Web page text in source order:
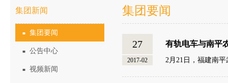
集团新闻
■ 集团要闻
■ 公告中心
■ 视频新闻
集团要闻
27
2017-02
有轨电车与南平
2月21日，福建南